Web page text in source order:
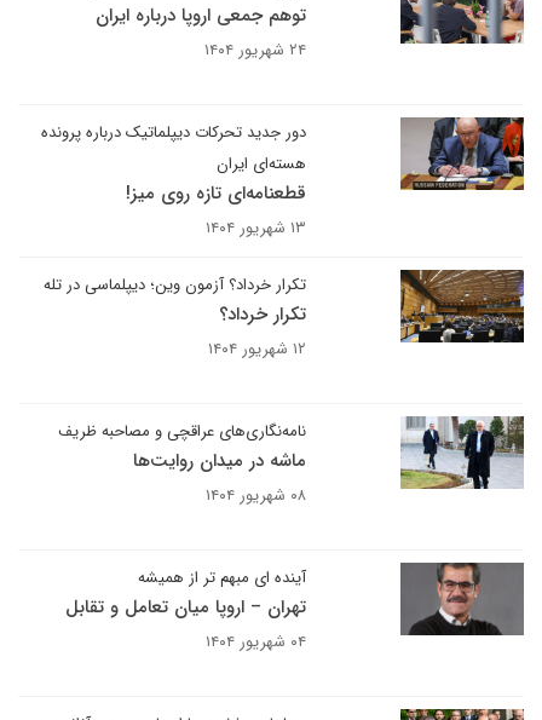
توهم جمعی اروپا درباره ایران
۲۴ شهریور ۱۴۰۴
دور جدید تحرکات دیپلماتیک درباره پرونده
هسته‌ای ایران
قطعنامه‌ای تازه روی میز!
۱۳ شهریور ۱۴۰۴
تکرار خرداد؟ آزمون وین؛ دیپلماسی در تله
تکرار خرداد؟
۱۲ شهریور ۱۴۰۴
نامه‌نگاری‌های عراقچی و مصاحبه ظریف
ماشه در میدان روایت‌ها
۰۸ شهریور ۱۴۰۴
آینده ای مبهم تر از همیشه
تهران – اروپا میان تعامل و تقابل
۰۴ شهریور ۱۴۰۴